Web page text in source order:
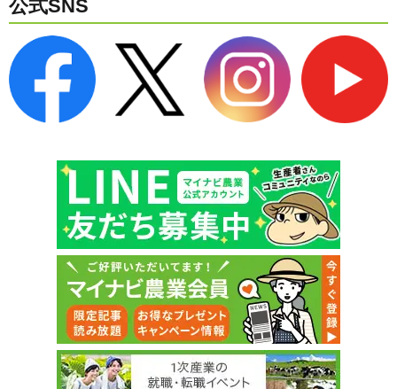
公式SNS